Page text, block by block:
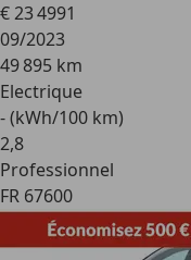
€ 23 4991
09/2023
49 895 km
Electrique
- (kWh/100 km)
2,8
Professionnel
FR 67600